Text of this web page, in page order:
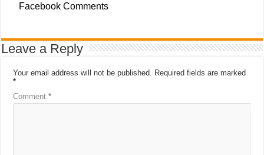
Facebook Comments
Leave a Reply
Your email address will not be published.
Required fields are marked
*
Comment*